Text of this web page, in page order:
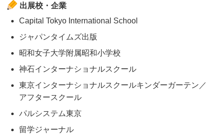
出展校・企業
Capital Tokyo International School
ジャパンタイムズ出版
昭和女子大学附属昭和小学校
神石インターナショナルスクール
東京インターナショナルスクールキンダーガーテン／
アフタースクール
パルシステム東京
留学ジャーナル